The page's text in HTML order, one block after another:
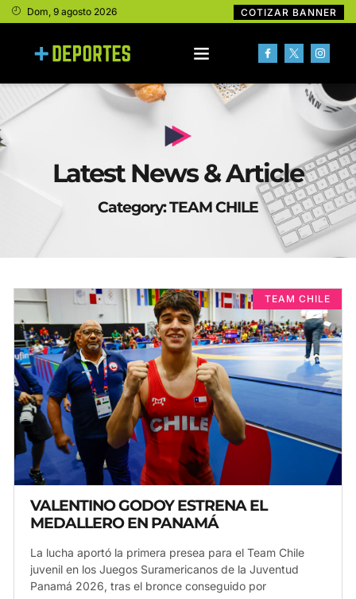
Dom, 9 agosto 2026 COTIZAR BANNER
Latest News & Article
Category: TEAM CHILE
TEAM CHILE
VALENTINO GODOY ESTRENA EL
MEDALLERO EN PANAMÁ
La lucha aportó la primera presea para el Team Chile
juvenil en los Juegos Suramericanos de la Juventud
Panamá 2026, tras el bronce conseguido por